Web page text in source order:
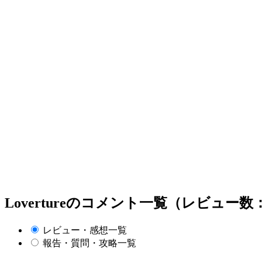
Lovertureのコメント一覧（レビュー数
レビュー・感想一覧
報告・質問・攻略一覧